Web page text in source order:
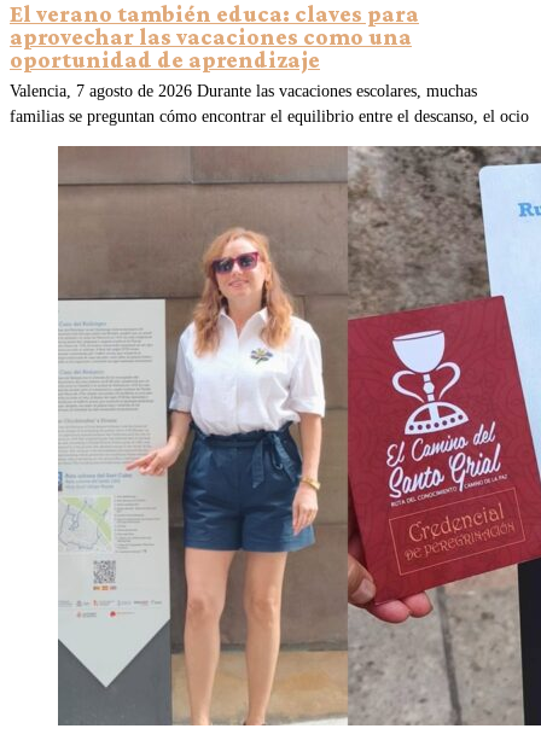
El verano también educa: claves para
aprovechar las vacaciones como una
oportunidad de aprendizaje
Valencia, 7 agosto de 2026 Durante las vacaciones escolares, muchas
familias se preguntan cómo encontrar el equilibrio entre el descanso, el ocio